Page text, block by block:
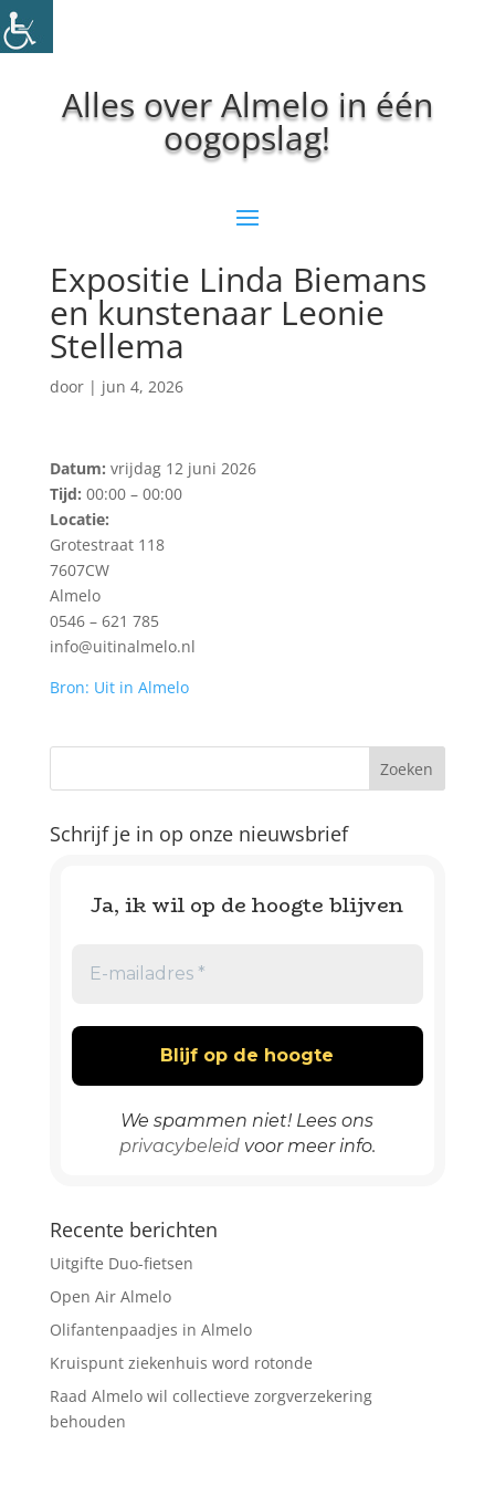
Alles over Almelo in één
oogopslag!
Expositie Linda Biemans
en kunstenaar Leonie
Stellema
door | jun 4, 2026
Datum: vrijdag 12 juni 2026
Tijd: 00:00 – 00:00
Locatie:
Grotestraat 118
7607CW
Almelo
0546 – 621 785
info@uitinalmelo.nl
Bron: Uit in Almelo
Schrijf je in op onze nieuwsbrief
Ja, ik wil op de hoogte blijven
We spammen niet! Lees ons
privacybeleidvoor meer info.
Recente berichten
Uitgifte Duo-fietsen
Open Air Almelo
Olifantenpaadjes in Almelo
Kruispunt ziekenhuis word rotonde
Raad Almelo wil collectieve zorgverzekering
behouden